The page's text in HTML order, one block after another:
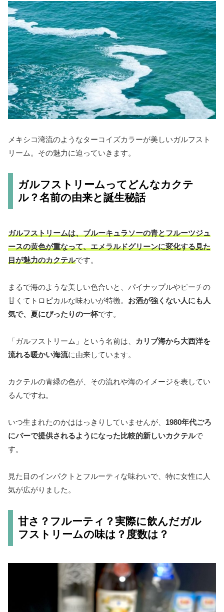
メキシコ湾流のようなターコイズカラーが美しいガルフスト
リーム。その魅力に迫っていきます。
ガルフストリームってどんなカクテ
ル？名前の由来と誕生秘話
ガルフストリームは、ブルーキュラソーの青とフルーツジュ
ースの黄色が重なって、エメラルドグリーンに変化する見た
目が魅力のカクテルです。
まるで海のような美しい色合いと、パイナップルやピーチの
甘くてトロピカルな味わいが特徴。 お酒が強くない人にも人
気で、夏にぴったりの一杯です。
「ガルフストリーム」という名前は、
カリブ海から大西洋を
流れる暖かい海流に由来しています。
カクテルの青緑の色が、その流れや海のイメージを表してい
るんですね。
いつ生まれたのかははっきりしていませんが、 1980年代ごろ
にバーで提供されるようになった比較的新しいカクテルで
す。
見た目のインパクトとフルーティな味わいで、特に女性に人
気が広がりました。
甘さ？フルーティ？実際に飲んだガル
フストリームの味は？度数は？